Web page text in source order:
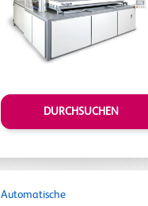
DURCHSUCHEN
Automatische